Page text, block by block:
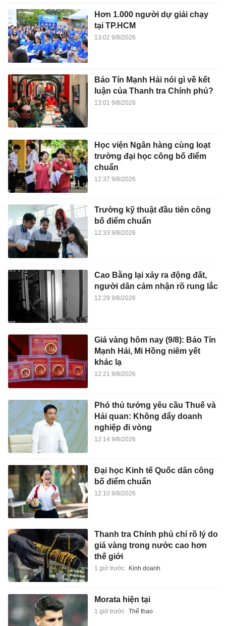
Hơn 1.000 người dự giải chạy
tại TP.HCM
13:02 9/8/2026
Bảo Tín Mạnh Hải nói gì về kết
luận của Thanh tra Chính phủ?
13:01 9/8/2026
Học viện Ngân hàng cùng loạt
trường đại học công bố điểm
chuẩn
12:37 9/8/2026
Trường kỹ thuật đầu tiên công
bố điểm chuẩn
12:33 9/8/2026
Cao Bằng lại xảy ra động đất,
người dân cảm nhận rõ rung lắc
12:29 9/8/2026
Giá vàng hôm nay (9/8): Bảo Tín
Mạnh Hải, Mi Hồng niêm yết
khác lạ
12:21 9/8/2026
Phó thủ tướng yêu cầu Thuế và
Hải quan: Không đẩy doanh
nghiệp đi vòng
12:14 9/8/2026
Đại học Kinh tế Quốc dân công
bố điểm chuẩn
12:10 9/8/2026
Thanh tra Chính phủ chỉ rõ lý do
giá vàng trong nước cao hơn
thế giới
1 giờ trước Kinh doanh
Morata hiện tại
1 giờ trước Thể thao